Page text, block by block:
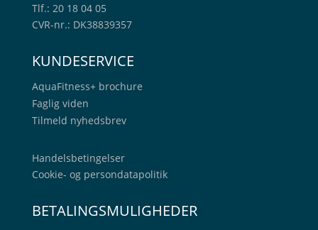
Tlf.: 20 18 04 05
CVR-nr.: DK38839357
KUNDESERVICE
AquaFitness+ brochure
Faglig viden
Tilmeld nyhedsbrev
Handelsbetingelser
Cookie- og persondatapolitik
BETALINGSMULIGHEDER